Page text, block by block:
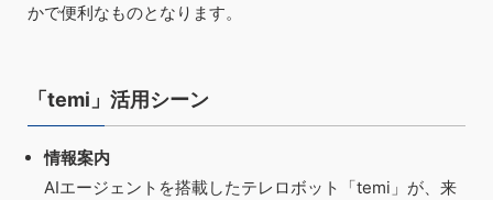
かで便利なものとなります。
「temi」活用シーン
情報案内
AIエージェントを搭載したテレロボット「temi」が、来